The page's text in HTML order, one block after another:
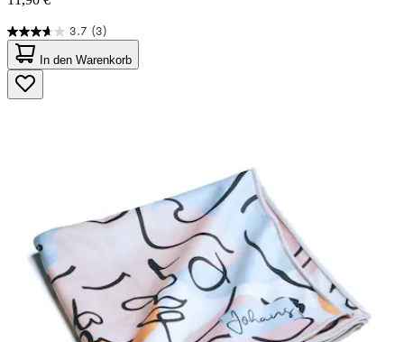
3.7 (3)
3.7
von
5
Sternen.
3
In den Warenkorb